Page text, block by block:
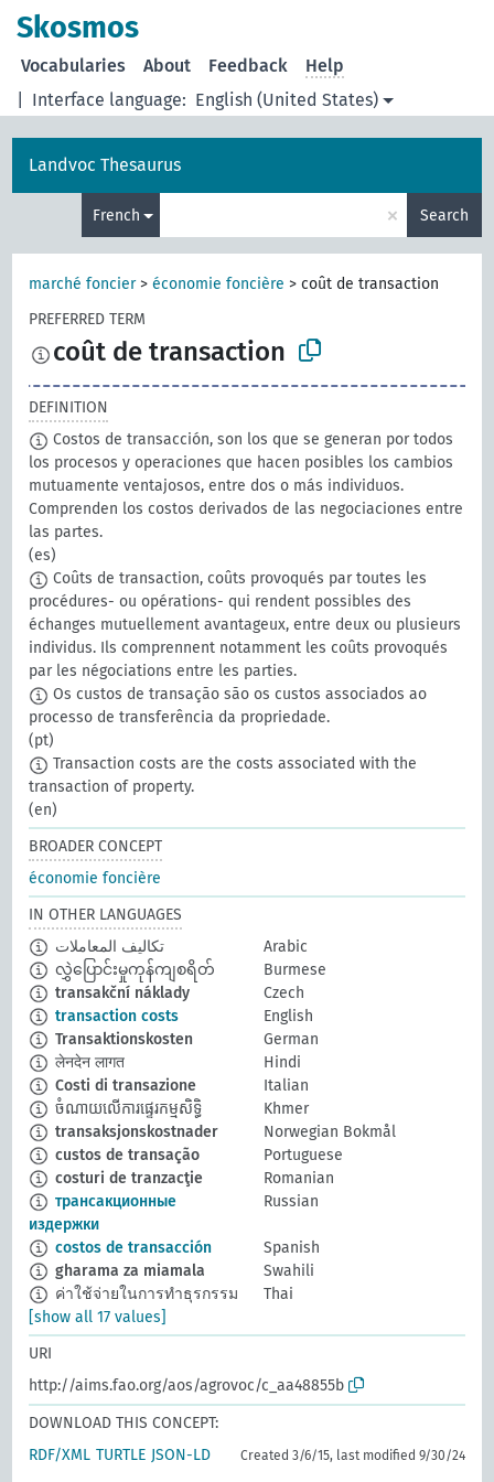
Skosmos
Interface language: English (United States)
Vocabularies About Feedback Help
Landvoc Thesaurus
French × Search
marché foncier>économie foncière >coût de transaction
PREFERRED TERM
coût de transaction
DEFINITION
Costos de transacción, son los que se generan por todos
los procesos y operaciones que hacen posibles los cambios
mutuamente ventajosos, entre dos o más individuos.
Comprenden los costos derivados de las negociaciones entre
las partes.
(es)
Coûts de transaction, coûts provoqués par toutes les
procédures- ou opérations- qui rendent possibles des
échanges mutuellement avantageux, entre deux ou plusieurs
individus. Ils comprennent notamment les coûts provoqués
par les négociations entre les parties.
Os custos de transação são os custos associados ao
processo de transferência da propriedade.
(pt)
Transaction costs are the costs associated with the
transaction of property.
(en)
BROADER CONCEPT
économie foncière
IN OTHER LANGUAGES
تكاليف المعاملات
Arabic
လွှဲပြောင်းမှုကုန်ကျစရိတ်
Burmese
transakční náklady
Czech
transaction costs
English
Transaktionskosten
German
लेनदेन लागत
Hindi
Costi di transazione
Italian
ចំណាយលើការផ្ទេរកម្មសិទ្ធិ
Khmer
transaksjonskostnader
Norwegian Bokmål
custos de transação
Portuguese
costuri de tranzacţie
Romanian
трансакционные
издержки
Russian
costos de transacción
Spanish
gharama za miamala
Swahili
ค่าใช้จ่ายในการทำธุรกรรม
Thai
[show all 17 values]
URI
http://aims.fao.org/aos/agrovoc/c_aa48855b
DOWNLOAD THIS CONCEPT:
RDF/XML TURTLE JSON-LD Created 3/6/15, last modified 9/30/24